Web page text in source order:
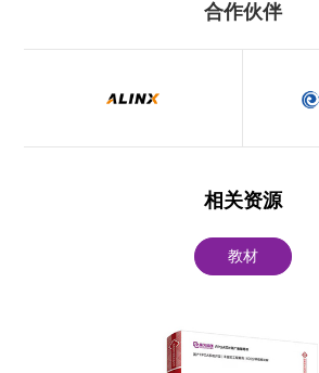
合作伙伴
相关资源
教材